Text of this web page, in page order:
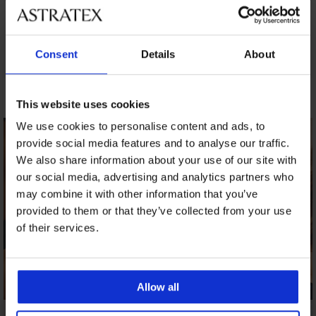
Consent Details About
This website uses cookies
We use cookies to personalise content and ads, to
provide social media features and to analyse our traffic.
We also share information about your use of our site with
our social media, advertising and analytics partners who
may combine it with other information that you’ve
provided to them or that they’ve collected from your use
of their services.
Allow all
Morda vam bo všeč